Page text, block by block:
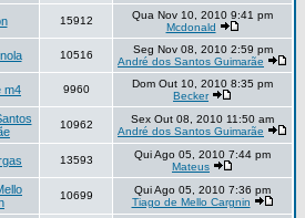
15912
Qua Nov 10, 2010 9:41 pm
Mcdonald
10516
Seg Nov 08, 2010 2:59 pm
André dos Santos Guimarãe
m4 9960
Dom Out 10, 2010 8:35 pm
Becker
10962
Sex Out 08, 2010 11:50 am
André dos Santos Guimarãe
13593
Qui Ago 05, 2010 7:44 pm
Mateus
10699
Qui Ago 05, 2010 7:36 pm
Tiago de Mello Cargnin